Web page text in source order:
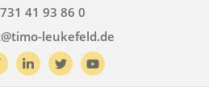
41 93 86 0
leukefeld.de